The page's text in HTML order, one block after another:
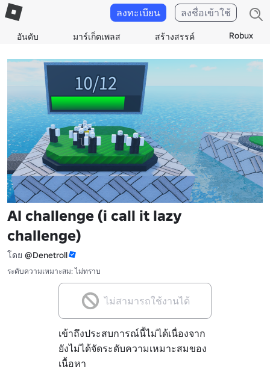
อันดับ มาร์เก็ตเพลส สร้างสรรค์ Robux
ลงทะเบียน ลงชื่อเข้าใช้
AI challenge (i call it lazy
challenge)
โดย @Denetroll
ระดับความเหมาะสม: ไม่ทราบ
ไม่สามารถใช้งานได้
เข้าถึงประสบการณ์นี้ไม่ได้เนื่องจาก
ยังไม่ได้จัดระดับความเหมาะสมของ
เนื้อหา